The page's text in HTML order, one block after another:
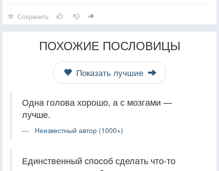
Сохранить
ПОХОЖИЕ ПОСЛОВИЦЫ
Показать лучшие
Одна голова хорошо, а с мозгами —
лучше.
Неизвестный автор (1000+)
Единственный способ сделать что-то